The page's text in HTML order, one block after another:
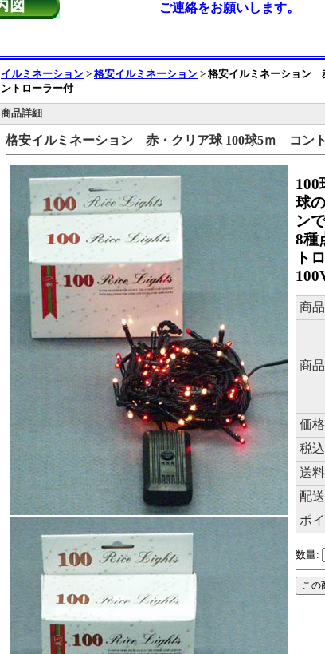
ご連絡をお願いします。
イルミネーション > 格安イルミネーション > 格安イルミネーション
ントローラー付
商品詳細
格安イルミネーション 赤・クリア球 100球5ｍ コン
100
球
ン
8種
ト
商
商
価
税
送
配
ポ
数量: